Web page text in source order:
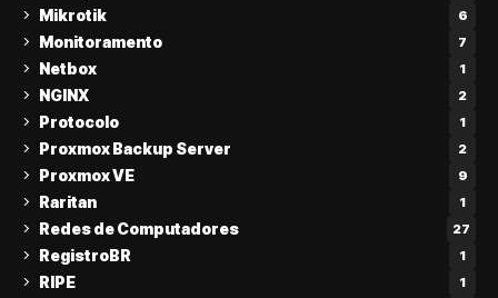
Mikrotik 6
Monitoramento 7
Netbox 1
NGINX 2
Protocolo 1
Proxmox Backup Server 2
Proxmox VE 9
Raritan 1
Redes de Computadores 27
RegistroBR 1
RIPE 1